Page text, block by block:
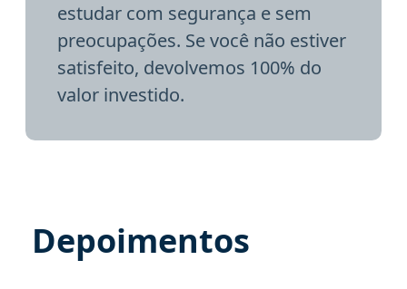
estudar com segurança e sem
preocupações. Se você não estiver
satisfeito, devolvemos 100% do
valor investido.
Depoimentos